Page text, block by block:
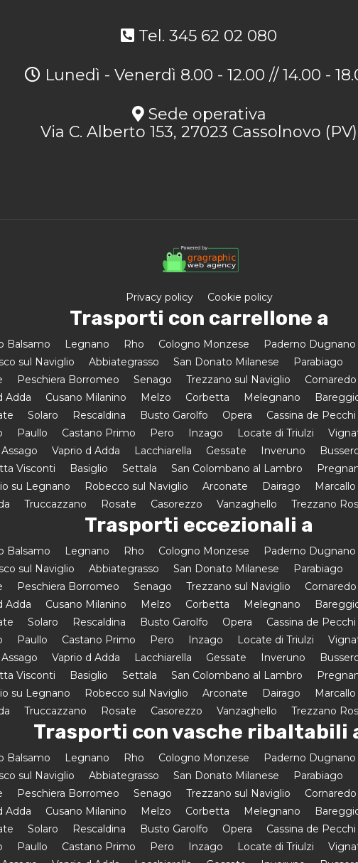
Tel. 345 62 02 080
Lunedì - Venerdì 8.00 - 12.00 // 14.00 -
Sede operativa
Via C. Alberto 153, 27023 Cassolnovo (PV)
Privacy policy Cookie policy
Trasporti con carrellone a
Balsamo Legnano Rho Cologno Monzese
Paderno Dugnano
sul Naviglio Abbiategrasso San Donato Milanese Parabiago
Peschiera Borromeo Senago Trezzano sul Naviglio
Cornaredo
Adda Cusano Milanino Melzo Corbetta Melegnano
Solaro Rescaldina Busto Garolfo Opera
Cassina de Pecchi
Paullo Castano Primo Pero Inzago Locate di Triulzi
Assago Vaprio d Adda Lacchiarella Gessate Inveruno
Visconti Basiglio Settala San Colombano al Lambro
su Legnano Robecco sul Naviglio Arconate Dairago
Truccazzano Rosate Casorezzo Vanzaghello Trezzano
Trasporti eccezionali a
Balsamo Legnano Rho Cologno Monzese
Paderno Dugnano
sul Naviglio Abbiategrasso San Donato Milanese Parabiago
Peschiera Borromeo Senago Trezzano sul Naviglio
Cornaredo
Adda Cusano Milanino Melzo Corbetta Melegnano
Solaro Rescaldina Busto Garolfo Opera
Cassina de Pecchi
Paullo Castano Primo Pero Inzago Locate di Triulzi
Assago Vaprio d Adda Lacchiarella Gessate Inveruno
Visconti Basiglio Settala San Colombano al Lambro
su Legnano Robecco sul Naviglio Arconate Dairago
Truccazzano Rosate Casorezzo Vanzaghello Trezzano
Trasporti con vasche ribaltabili
Balsamo Legnano Rho Cologno Monzese
Paderno Dugnano
sul Naviglio Abbiategrasso San Donato Milanese Parabiago
Peschiera Borromeo Senago Trezzano sul Naviglio
Cornaredo
Adda Cusano Milanino Melzo Corbetta Melegnano
Solaro Rescaldina Busto Garolfo Opera
Cassina de Pecchi
Paullo Castano Primo Pero Inzago Locate di Triulzi